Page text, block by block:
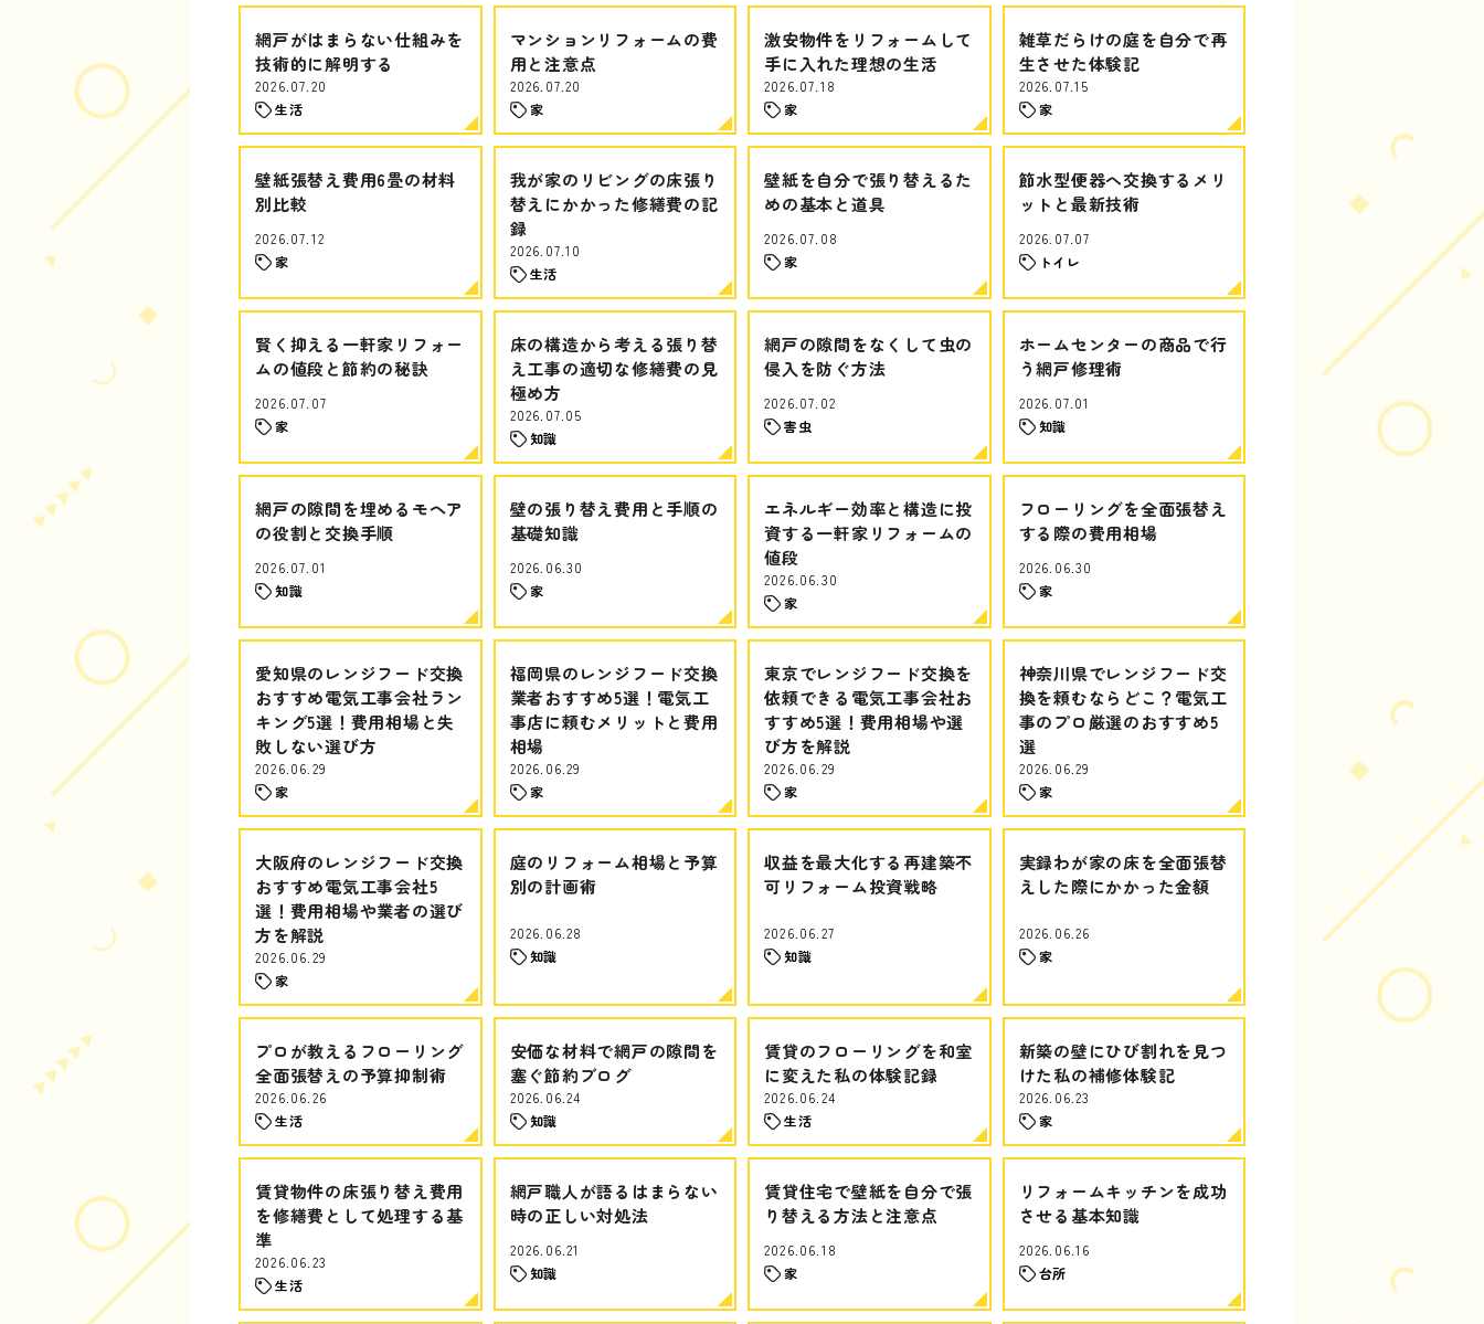
網戸がはまらない仕組みを
技術的に解明する
2026.07.20
生活
マンションリフォームの費
用と注意点
2026.07.20
家
激安物件をリフォームして
手に入れた理想の生活
2026.07.18
家
雑草だらけの庭を自分で再
生させた体験記
2026.07.15
家
壁紙張替え費用6畳の材料
別比較
2026.07.12
家
我が家のリビングの床張り
替えにかかった修繕費の記
録
2026.07.10
生活
壁紙を自分で張り替えるた
めの基本と道具
2026.07.08
家
節水型便器へ交換するメリ
ットと最新技術
2026.07.07
トイレ
賢く抑える一軒家リフォー
ムの値段と節約の秘訣
2026.07.07
家
床の構造から考える張り替
え工事の適切な修繕費の見
極め方
2026.07.05
知識
網戸の隙間をなくして虫の
侵入を防ぐ方法
2026.07.02
害虫
ホームセンターの商品で行
う網戸修理術
2026.07.01
知識
網戸の隙間を埋めるモヘア
の役割と交換手順
2026.07.01
知識
壁の張り替え費用と手順の
基礎知識
2026.06.30
家
エネルギー効率と構造に投
資する一軒家リフォームの
値段
2026.06.30
家
フローリングを全面張替え
する際の費用相場
2026.06.30
家
愛知県のレンジフード交換
おすすめ電気工事会社ラン
キング5選！費用相場と失
敗しない選び方
2026.06.29
家
福岡県のレンジフード交換
業者おすすめ5選！電気工
事店に頼むメリットと費用
相場
2026.06.29
家
東京でレンジフード交換を
依頼できる電気工事会社お
すすめ5選！費用相場や選
び方を解説
2026.06.29
家
神奈川県でレンジフード交
換を頼むならどこ？電気工
事のプロ厳選のおすすめ5
選
2026.06.29
家
大阪府のレンジフード交換
おすすめ電気工事会社5
選！費用相場や業者の選び
方を解説
2026.06.29
家
庭のリフォーム相場と予算
別の計画術
2026.06.28
知識
収益を最大化する再建築不
可リフォーム投資戦略
2026.06.27
知識
実録わが家の床を全面張替
えした際にかかった金額
2026.06.26
家
プロが教えるフローリング
全面張替えの予算抑制術
2026.06.26
生活
安価な材料で網戸の隙間を
塞ぐ節約ブログ
2026.06.24
知識
賃貸のフローリングを和室
に変えた私の体験記録
2026.06.24
生活
新築の壁にひび割れを見つ
けた私の補修体験記
2026.06.23
家
賃貸物件の床張り替え費用
を修繕費として処理する基
準
2026.06.23
生活
網戸職人が語るはまらない
時の正しい対処法
2026.06.21
知識
賃貸住宅で壁紙を自分で張
り替える方法と注意点
2026.06.18
家
リフォームキッチンを成功
させる基本知識
2026.06.16
台所